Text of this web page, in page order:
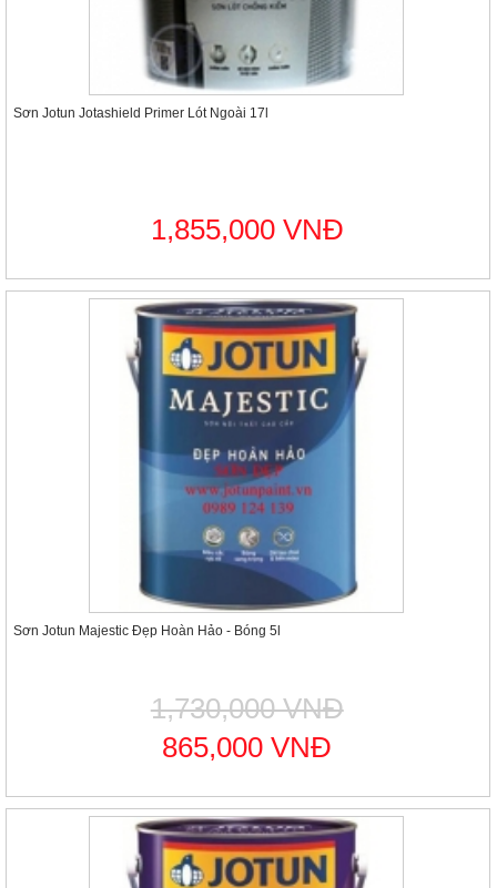
Sơn Jotun Jotashield Primer Lót Ngoài 17l
1,855,000 VNĐ
Sơn Jotun Majestic Đẹp Hoàn Hảo - Bóng 5l
1,730,000 VNĐ
865,000 VNĐ